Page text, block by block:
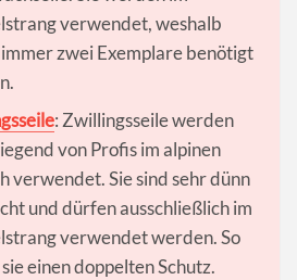
verwendet, weshalb
zwei Exemplare benötigt
: Zwillingsseile werden
von Profis im alpinen
verwendet. Sie sind sehr dünn
und dürfen ausschließlich im
verwendet werden. So
einen doppelten Schutz.